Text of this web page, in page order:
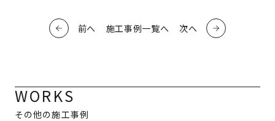
前へ 施工事例一覧へ 次へ
WORKS
その他の施工事例